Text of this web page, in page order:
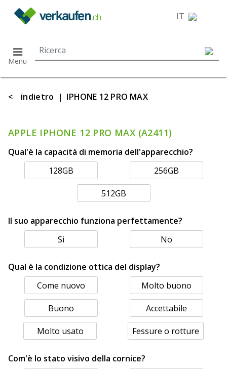
IT
Menu
< indietro | IPHONE 12 PRO MAX
APPLE IPHONE 12 PRO MAX (A2411)
Qual'è la capacità di memoria dell'apparecchio?
128GB
256GB
512GB
Il suo apparecchio funziona perfettamente?
Si
No
Qual è la condizione ottica del display?
Come nuovo
Molto buono
Buono Accettabile
Molto usato Fessure o rotture
Com'è lo stato visivo della cornice?